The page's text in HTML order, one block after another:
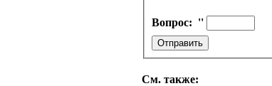
Вопрос: ''
См. также: